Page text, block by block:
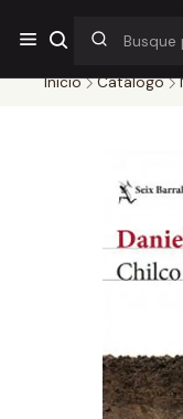
¡Por pocos días!
$38.000
Inicio Catálogo